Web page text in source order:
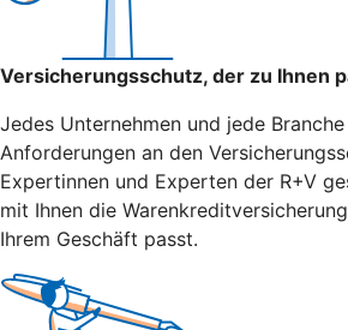
Versicherungsschutz, der zu Ihnen
Jedes Unternehmen und jede
Anforderungen an den
Expertinnen und Experten der R+V
mit Ihnen die
Ihrem Geschäft passt.